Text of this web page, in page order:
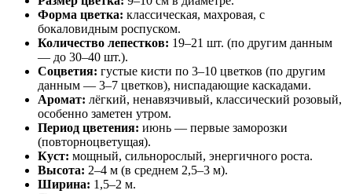
Форма цветка: классическая, махровая, с
бокаловидным роспуском.
Количество лепестков: 19–21 шт. (по другим данным
— до 30–40 шт.).
Соцветия: густые кисти по 3–10 цветков (по другим
данным — 3–7 цветков), ниспадающие каскадами.
Аромат: лёгкий, ненавязчивый, классический розовый,
особенно заметен утром.
Период цветения: июнь — первые заморозки
(повторноцветущая).
Куст: мощный, сильнорослый, энергичного роста.
Высота: 2–4 м (в среднем 2,5–3 м).
Ширина: 1,5–2 м.